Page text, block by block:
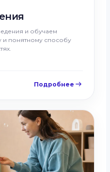
и обучаем
понятному способу
Подробнее